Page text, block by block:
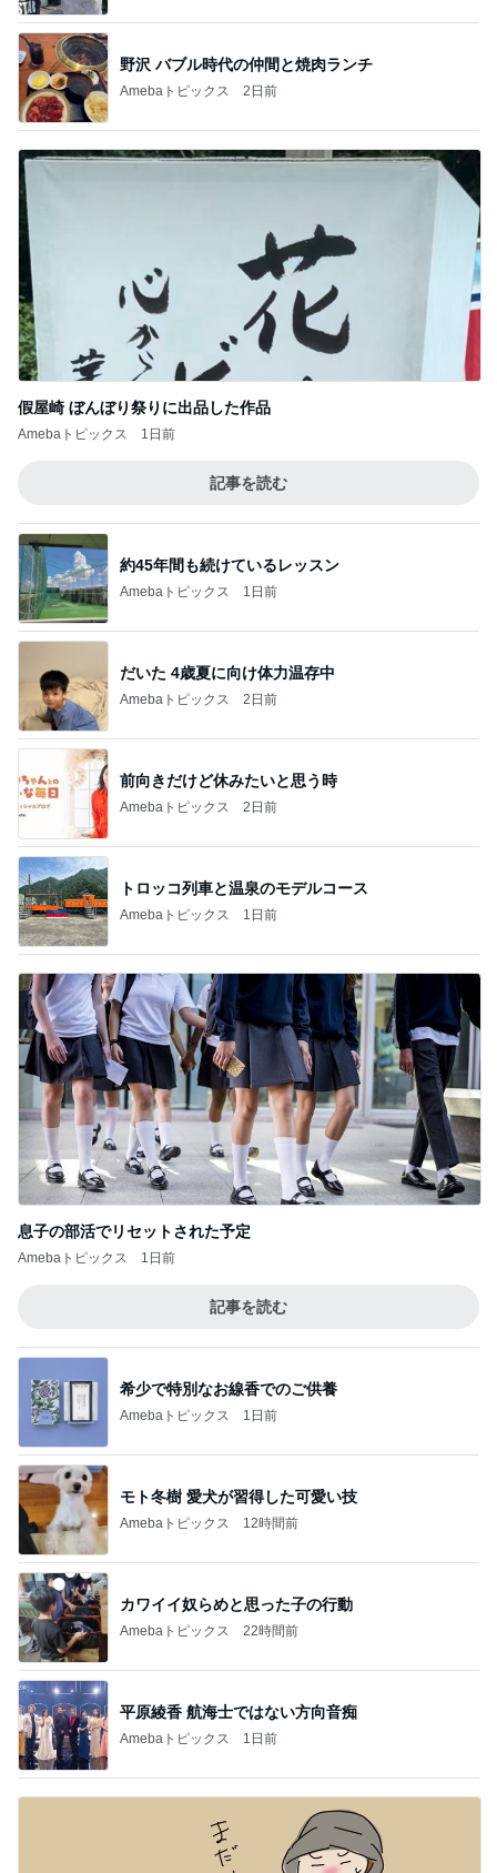
野沢 バブル時代の仲間と焼肉ランチ
Amebaトピックス 2日前
假屋崎 ぼんぼり祭りに出品した作品
Amebaトピックス 1日前
記事を読む
約45年間も続けているレッスン
Amebaトピックス 1日前
だいた 4歳夏に向け体力温存中
Amebaトピックス 2日前
前向きだけど休みたいと思う時
Amebaトピックス 2日前
トロッコ列車と温泉のモデルコース
Amebaトピックス 1日前
息子の部活でリセットされた予定
Amebaトピックス 1日前
記事を読む
希少で特別なお線香でのご供養
Amebaトピックス 1日前
モト冬樹 愛犬が習得した可愛い技
Amebaトピックス 12時間前
カワイイ奴らめと思った子の行動
Amebaトピックス 22時間前
平原綾香 航海士ではない方向音痴
Amebaトピックス 1日前